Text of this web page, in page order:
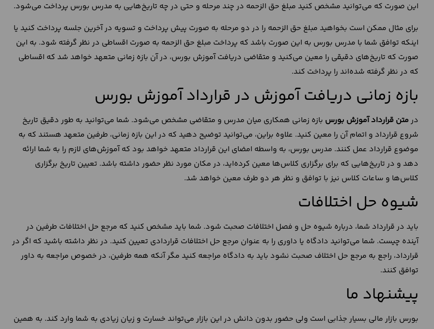
این صورت که می‌توانید مشخص کنید مبلغ حق الزحمه در چند مرحله و حتی در چه تاریخ‌هایی به مدرس بورس پرداخت می‌شود.
برای مثال ممکن است بخواهید مبلغ حق الزحمه را در دو مرحله به صورت پیش پرداخت و تسویه در آخرین جلسه پرداخت کنید یا
اینکه توافق شما با مدرس بورس به این صورت باشد که پرداخت مبلغ حق الزحمه به صورت اقساطی در نظر گرفته شود. به این
صورت که تاریخ‌های دقیقی را معین می‌کنید و متقاضی دریافت آموزش بورس، در آن بازه زمانی متعهد خواهد شد که اقساطی
که در نظر گرفته شده‌اند را پرداخت کند.
بازه زمانی دریافت آموزش در قرارداد آموزش بورس
در متن قرارداد آموزش بورس بازه زمانی همکاری میان مدرس و متقاضی مشخص می‌شود. شما می‌توانید به طور دقیق تاریخ
شروع قرارداد و اتمام آن را معین کنید. علاوه براین، می‌توانید توضیح دهید که در این بازه زمانی، طرفین متعهد هستند که به
موضوع قرارداد عمل کنند. مدرس بورس، به واسطه امضای این قرارداد متعهد خواهد بود که آموزش‌های لازم را به شما ارائه
دهد و در تاریخ‌هایی که برای برگزاری کلاس‌ها معین کرده‌اید، در مکان مورد نظر حضور داشته باشد. تعیین تاریخ برگزاری
کلاس‌ها و ساعات کلاس نیز با توافق و نظر هر دو طرف معین خواهد شد.
شیوه حل اختلافات
باید در قرارداد شما، درباره شیوه حل و فصل اختلافات صحبت شود. شما باید مشخص کنید که مرجع حل اختلافات طرفین در
آینده چیست. شما می‌توانید دادگاه یا داوری را به عنوان مرجع حل اختلافات قراردادی تعیین کنید. در نظر داشته باشید که اگر در
قرارداد، راجع به مرجع حل اختلاف صحبت نشود باید به دادگاه مراجعه کنید مگر آنکه همه طرفین، در خصوص مراجعه به داور
توافق کنند.
پیشنهاد ما
بورس بازار مالی بسیار جذابی است ولی حضور بدون دانش در این بازار می‌تواند خسارت و زیان زیادی به شما وارد کند. به همین